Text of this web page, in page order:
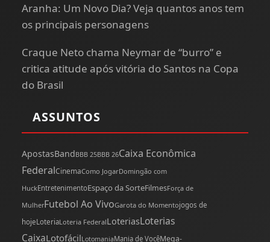
Aranha: Um Novo Dia? Veja quantos anos tem
os principais personagens
Craque Neto chama Neymar de “burro” e
critica atitude após vitória do Santos na Copa
do Brasil
ASSUNTOS
ApostasBandBBB 25BBB 26Caixa Econômica
FederalCinemaComo JogarDomingão com
HuckEntretenimentoEspaço da SorteFilmesForça de
MulherFutebol Ao VivoGarota do Momentojogos de
hojeLoteriaLoteria FederalLoteriasLoterias
CaixaLotofácilLotomaniaMania de VocêMega-